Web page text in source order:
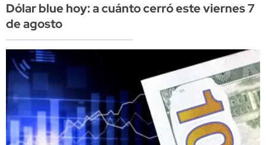
Dólar blue hoy: a cuánto cerró este viernes 7
de agosto